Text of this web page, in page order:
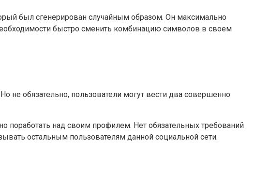
был сгенерирован случайным образом. Он максимально
быстро сменить комбинацию символов в своем
не обязательно, пользователи могут вести два совершенно
поработать над своим профилем. Нет обязательных требований
остальным пользователям данной социальной сети.